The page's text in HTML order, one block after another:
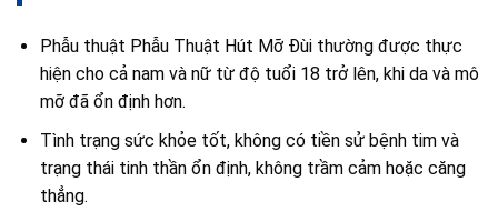
Phẫu thuật Phẫu Thuật Hút Mỡ Đùi thường được thực
hiện cho cả nam và nữ từ độ tuổi 18 trở lên, khi da và mô
mỡ đã ổn định hơn.
Tình trạng sức khỏe tốt, không có tiền sử bệnh tim và
trạng thái tinh thần ổn định, không trầm cảm hoặc căng
thẳng.